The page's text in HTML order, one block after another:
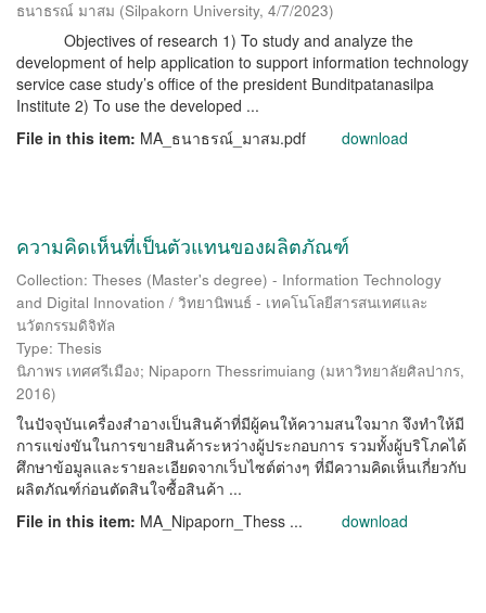
ธนาธรณ์ มาสม (Silpakorn University, 4/7/2023)
Objectives of research 1) To study and analyze the
development of help application to support information technology
service case study’s office of the president Bunditpatanasilpa
Institute 2) To use the developed ...
File in this item: MA_ธนาธรณ์_มาสม.pdf download
ความคิดเห็นที่เป็นตัวแทนของผลิตภัณฑ์
Collection: Theses (Master's degree) - Information Technology
and Digital Innovation / วิทยานิพนธ์ - เทคโนโลยีสารสนเทศและ
นวัตกรรมดิจิทัล
Type: Thesis
นิภาพร เทศศรีเมือง; Nipaporn Thessrimuiang (มหาวิทยาลัยศิลปากร,
2016)
ในปัจจุบันเครื่องสำอางเป็นสินค้าที่มีผู้คนให้ความสนใจมาก จึงทำให้มี
การแข่งขันในการขายสินค้าระหว่างผู้ประกอบการ รวมทั้งผู้บริโภคได้
ศึกษาข้อมูลและรายละเอียดจากเว็บไซต์ต่างๆ ที่มีความคิดเห็นเกี่ยวกับ
ผลิตภัณฑ์ก่อนตัดสินใจซื้อสินค้า ...
File in this item: MA_Nipaporn_Thess ... download